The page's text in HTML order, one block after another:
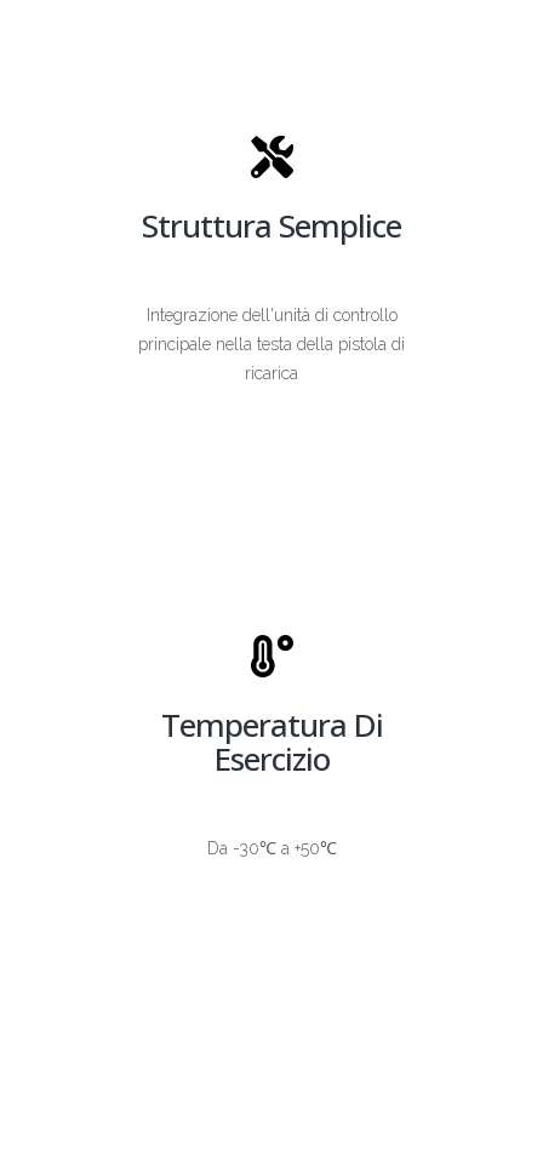
Struttura Semplice
Integrazione dell'unità di controllo
principale nella testa della pistola di
ricarica
Temperatura Di
Esercizio
Da -30℃ a +50℃